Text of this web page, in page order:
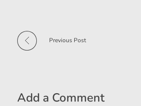
Previous Post
Add a Comment